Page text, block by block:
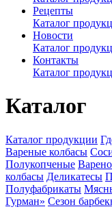
Рецепты
Каталог
Новости
Каталог
Контакты
Каталог
Каталог
Каталог продукции
Вареные колбасы
Полукопченые
колбасы Деликатесы
Полуфабрикаты
Гурман» Сезон